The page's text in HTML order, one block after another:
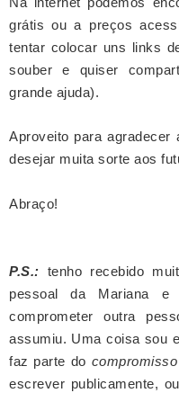
grátis ou a preços
tentar colocar uns links
souber e quiser
grande ajuda).
Aproveito para agradecer
desejar muita sorte aos
Abraço!
P.S.: tenho recebido
pessoal da Mariana
comprometer outra
assumiu. Uma coisa sou
faz parte do compromisso
escrever publicamente,